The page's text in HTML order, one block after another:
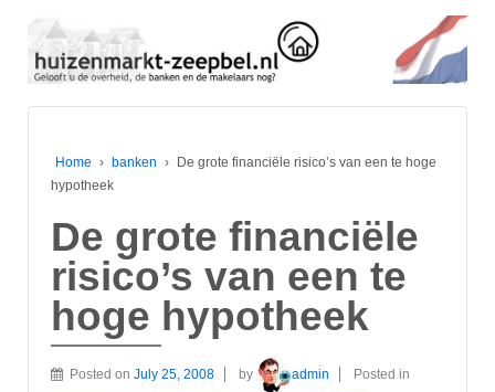
Home › banken ›
De grote financiële risico’s van een te hoge
hypotheek
De grote financiële
risico’s van een te
hoge hypotheek
Posted on July 25, 2008 by admin
Posted in